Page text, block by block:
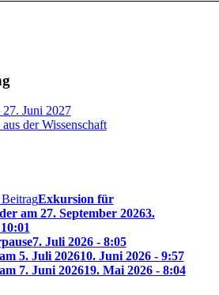
Juni 2027
der Wissenschaft
Exkursion für
am 27. September 20263.
7. Juli 2026 - 8:05
5. Juli 202610. Juni 2026 - 9:57
7. Juni 202619. Mai 2026 - 8:04